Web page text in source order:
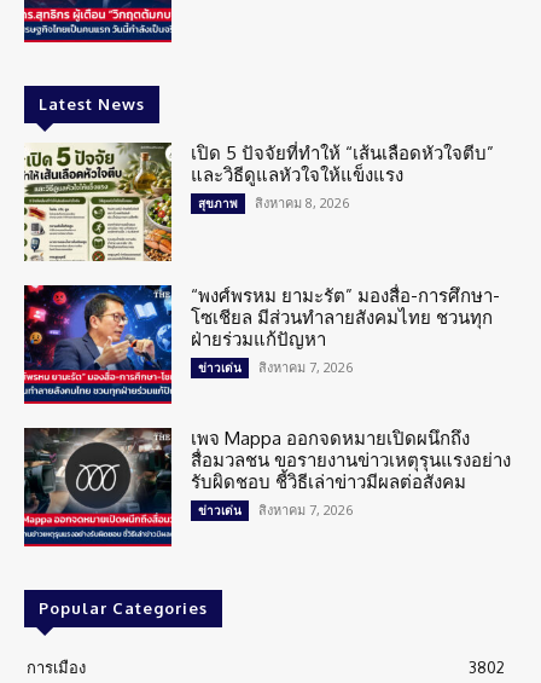
Latest News
เปิด 5 ปัจจัยที่ทำให้ “เส้นเลือดหัวใจตีบ”
และวิธีดูแลหัวใจให้แข็งแรง
สุขภาพ สิงหาคม 8, 2026
“พงศ์พรหม ยามะรัต” มองสื่อ-การศึกษา-
โซเชียล มีส่วนทำลายสังคมไทย ชวนทุก
ฝ่ายร่วมแก้ปัญหา
ข่าวเด่น สิงหาคม 7, 2026
เพจ Mappa ออกจดหมายเปิดผนึกถึง
สื่อมวลชน ขอรายงานข่าวเหตุรุนแรงอย่าง
รับผิดชอบ ชี้วิธีเล่าข่าวมีผลต่อสังคม
ข่าวเด่น สิงหาคม 7, 2026
Popular Categories
การเมือง 3802